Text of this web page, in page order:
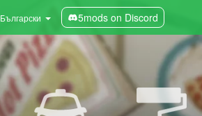
Български 5mods on Discord